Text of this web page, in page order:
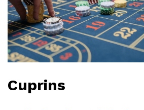
Cuprins